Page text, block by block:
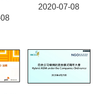
2020-07-08